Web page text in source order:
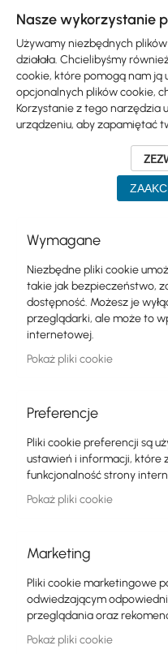
Ubiquiti Mikrotik
Skip
product
list
Ubiquiti
Mikrotik
WiFi & SOHO
Anteny
Switch
Punkty dostępowe
Kable koncentryczne
Zasilanie
GPON
Kable LAN
Routery LAN
Nasze wykorzystanie
Używamy niezbędnych
działała. Chcielibyśmy
cookie, które pomogą nam ją
opcjonalnych plików cookie,
Korzystanie z tego narzędzia
urządzeniu, aby zapamiętać
Wymagane
Niezbędne pliki cookie
takie jak bezpieczeństwo,
dostępność. Możesz je
przeglądarki, ale może to
internetowej.
Pokaż pliki cookie
Preferencje
Pliki cookie preferencji są
ustawień i informacji, które
funkcjonalność strony
Pokaż pliki cookie
Marketing
Pliki cookie marketingowe
odwiedzającym
przeglądania oraz
Pokaż pliki cookie